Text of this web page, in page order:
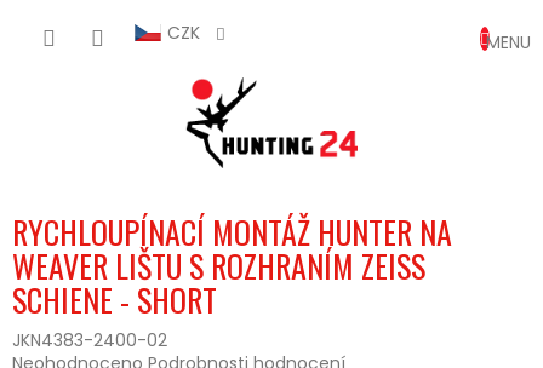
CZK
KOŠÍK
RYCHLOUPÍNACÍ MONTÁŽ HUNTER NA
WEAVER LIŠTU S ROZHRANÍM ZEISS
SCHIENE - SHORT
JKN4383-2400-02
Průměrné